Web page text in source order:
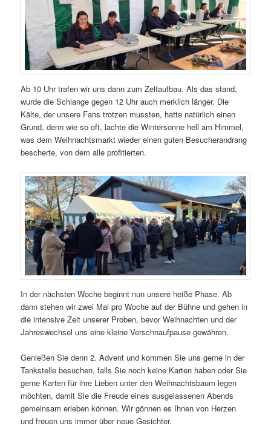
Ab 10 Uhr trafen wir uns dann zum Zeltaufbau. Als das stand,
wurde die Schlange gegen 12 Uhr auch merklich länger. Die
Kälte, der unsere Fans trotzen mussten, hatte natürlich einen
Grund, denn wie so oft, lachte die Wintersonne hell am Himmel,
was dem Weihnachtsmarkt wieder einen guten Besucherandrang
bescherte, von dem alle profitierten.
In der nächsten Woche beginnt nun unsere heiße Phase. Ab
dann stehen wir zwei Mal pro Woche auf der Bühne und gehen in
die intensive Zeit unserer Proben, bevor Weihnachten und der
Jahreswechsel uns eine kleine Verschnaufpause gewähren.
Genießen Sie denn 2. Advent und kommen Sie uns gerne in der
Tankstelle besuchen, falls Sie noch keine Karten haben oder Sie
gerne Karten für ihre Lieben unter den Weihnachtsbaum legen
möchten, damit Sie die Freude eines ausgelassenen Abends
gemeinsam erleben können. Wir gönnen es Ihnen von Herzen
und freuen uns immer über neue Gesichter.